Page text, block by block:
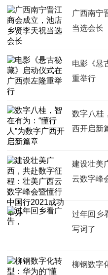
广西南宁
当选会长
电影《悬
重举行
数字八桂
西开启新
建设壮美
云数字峰
过年回乡
写词了
柳钢数字